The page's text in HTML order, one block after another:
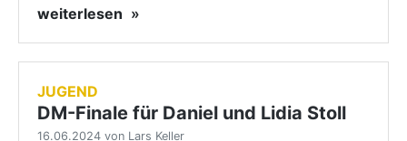
weiterlesen
JUGEND
DM-Finale für Daniel und Lidia Stoll
16.06.2024 von Lars Keller